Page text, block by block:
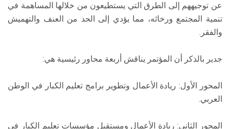
عن توجيههم إلى الطرق التي يستطيعون من خلالها المساهمة في
تنمية المجتمع ورخائه، مما يؤدي إلى الحد من العنف والتهميش
والفقر.
جدير بالذكر أن المؤتمر يناقش أربعة محاور رئيسية هي:
المحور الأول: ريادة الأعمال وتطوير برامج تعليم الكبار في الوطن
العربي.
المحور الثاني: ريادة الأعمال ومستقبل مؤسسات تعليم الكبار في